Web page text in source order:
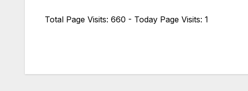
Total Page Visits: 660 - Today Page Visits: 1